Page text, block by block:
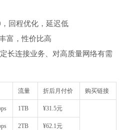
回程优化，延迟低
富，性价比高
长连接业务、对高质量网络有需
流量 折后月付价 购买链接
1TB ¥31.5元
2TB ¥62.1元